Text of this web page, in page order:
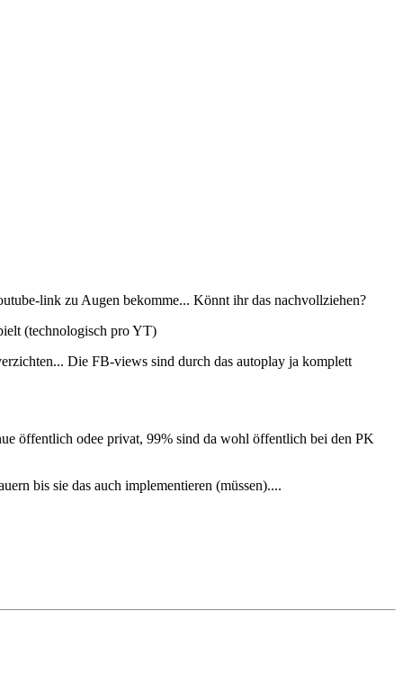
link zu Augen bekomme... Könnt ihr das nachvollziehen?
(technologisch pro YT)
Die FB-views sind durch das autoplay ja komplett
öffentlich odee privat, 99% sind da wohl öffentlich bei den PK
bis sie das auch implementieren (müssen)....